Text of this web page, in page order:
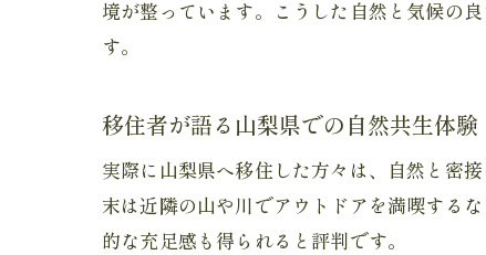
境が整っています。こうした自然と気候の
す。
移住者が語る山梨県での自然共生体験
実際に山梨県へ移住した方々は、自然と密
末は近隣の山や川でアウトドアを満喫する
的な充足感も得られると評判です。